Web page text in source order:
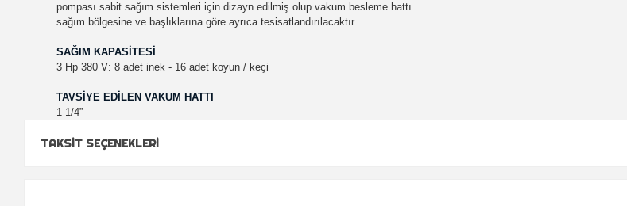
pompası sabit sağım sistemleri için dizayn edilmiş olup vakum besleme hattı
sağım bölgesine ve başlıklarına göre ayrıca tesisatlandırılacaktır.
SAĞIM KAPASİTESİ
3 Hp 380 V: 8 adet inek - 16 adet koyun / keçi
TAVSİYE EDİLEN VAKUM HATTI
1 1/4”
TAKSIT SEÇENEKLERI